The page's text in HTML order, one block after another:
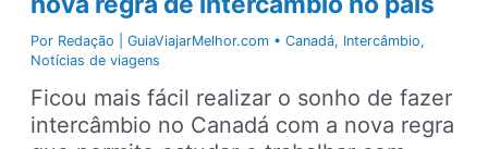
Por Redação | GuiaViajarMelhor.com •Canadá, Intercâmbio,
Notícias de viagens
Ficou mais fácil realizar o sonho de fazer
intercâmbio no Canadá com a nova regra